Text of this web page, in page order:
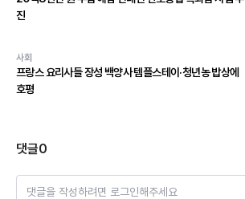
진
사회
프랑스 요리사들 장성 백양사 템플스테이·청년농 밥상에
호평
댓글0
댓글을 작성하려면 로그인해주세요